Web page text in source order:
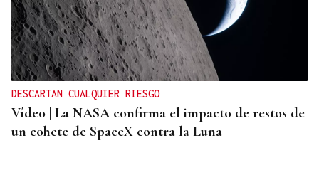
DESCARTAN CUALQUIER RIESGO
Vídeo | La NASA confirma el impacto de restos de
un cohete de SpaceX contra la Luna